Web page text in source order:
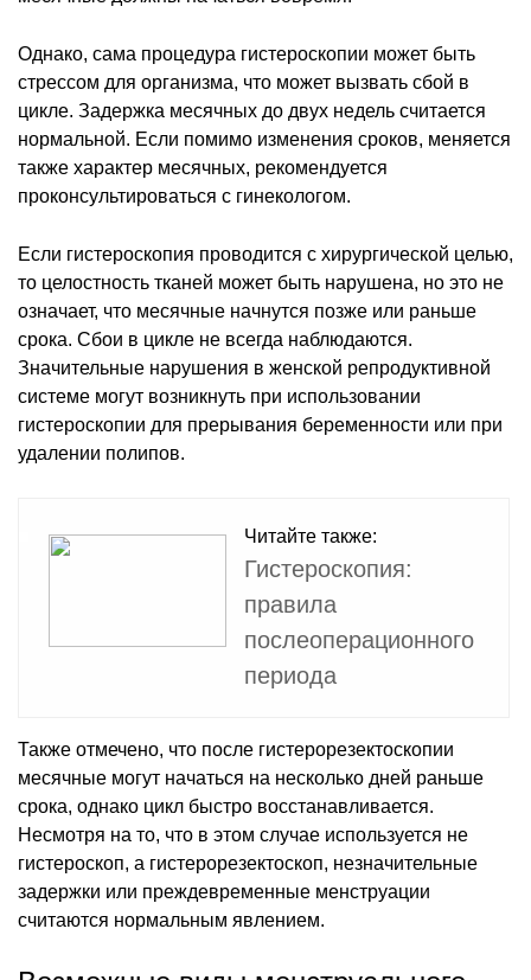
Однако, сама процедура гистероскопии может быть
стрессом для организма, что может вызвать сбой в
цикле. Задержка месячных до двух недель считается
нормальной. Если помимо изменения сроков, меняется
также характер месячных, рекомендуется
проконсультироваться с гинекологом.
Если гистероскопия проводится с хирургической целью,
то целостность тканей может быть нарушена, но это не
означает, что месячные начнутся позже или раньше
срока. Сбои в цикле не всегда наблюдаются.
Значительные нарушения в женской репродуктивной
системе могут возникнуть при использовании
гистероскопии для прерывания беременности или при
удалении полипов.
Читайте также:
Гистероскопия:
правила
послеоперационного
периода
Также отмечено, что после гистерорезектоскопии
месячные могут начаться на несколько дней раньше
срока, однако цикл быстро восстанавливается.
Несмотря на то, что в этом случае используется не
гистероскоп, а гистерорезектоскоп, незначительные
задержки или преждевременные менструации
считаются нормальным явлением.